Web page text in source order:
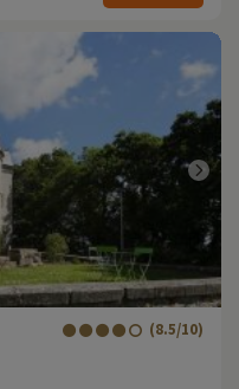
(8.5/10)